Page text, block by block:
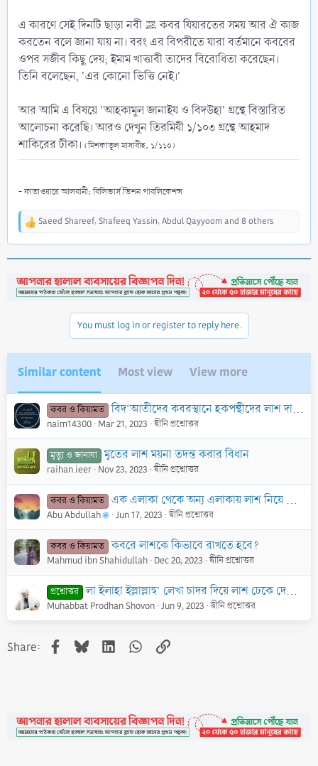
এ কারণে সেই দিনটি ছাড়া নবী ﷺ কবর যিয়ারতের সময় আর ঐ কাজ
করতেন বলে জানা যায় না। বরং এর বিপরীতে যারা বর্তমানে কবরের
ওপর সজীব কিছু দেয়; ইমাম খাত্তাবী তাদের বিরোধিতা করেছেন।
তিনি বলেছেন, 'এর কোনো ভিত্তি নেই।'
আর আমি এ বিষয়ে 'আহকামুল জানাইয ও বিদউহা' গ্রন্থে বিস্তারিত
আলোচনা করেছি। আরও দেখুন তিরমিযী ১/১০৩ গ্রন্থে আহমাদ
শাকিরের টীকা। (মিশকাতুল মাসাবীহ, ১/১১০)
- ফাতাওয়ায়ে আলবানী; বিলিভার্স ভিশন পাবলিকেশন্স
R
t
i
Saeed Shareef, Shafeeq Yassin, Abdul Qayyoomand 8 others
You must log in or register to reply here.
Similar content Most view View more
কবর ও কিয়ামত বিদ‘আতীদের কবরস্থানে হকপন্থীদের লাশ দাফন করার শারঈ বিধান কি?
naim14300 Mar 21, 2023 দ্বীনি প্রশ্নোত্তর
মৃত্যু ও জানাযা মৃতের লাশ ময়না তদন্ত করার বিধান
raihan.ieer Nov 23, 2023 দ্বীনি প্রশ্নোত্তর
কবর ও কিয়ামত এক এলাকা থেকে অন্য এলাকায় লাশ নিয়ে দাফন করা যাবে কি?
Abu Abdullah Jun 17, 2023 দ্বীনি প্রশ্নোত্তর
কবর ও কিয়ামত কবরে লাশকে কিভাবে রাখতে হবে?
Mahmud ibn Shahidullah Dec 20, 2023 দ্বীনি প্রশ্নোত্তর
প্রশ্নোত্তর লা ইলাহা ইল্লাল্লাহু’ লেখা চাদর দিয়ে লাশ ঢেকে দেয়া যাবে কি?
Muhabbat Prodhan Shovon Jun 9, 2023 দ্বীনি প্রশ্নোত্তর
Share: Facebook
BlueskyLinkedInWhatsApp
Link